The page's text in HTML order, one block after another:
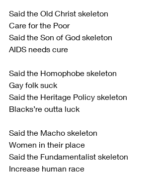
Said the Old Christ skeleton
Care for the Poor
Said the Son of God skeleton
AIDS needs cure
Said the Homophobe skeleton
Gay folk suck
Said the Heritage Policy skeleton
Blacks’re outta luck
Said the Macho skeleton
Women in their place
Said the Fundamentalist skeleton
Increase human race